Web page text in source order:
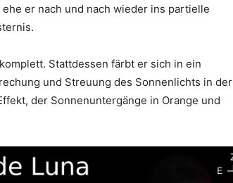
er nach und nach wieder ins partielle
Stattdessen färbt er sich in ein
und Streuung des Sonnenlichts in der
der Sonnenuntergänge in Orange und